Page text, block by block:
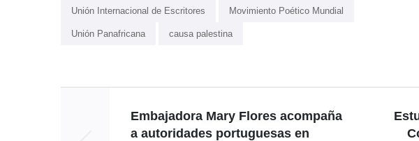
Unión Internacional de Escritores Movimiento Poético Mundial
Unión Panafricana causa palestina
Embajadora Mary Flores acompaña
a autoridades portuguesas en